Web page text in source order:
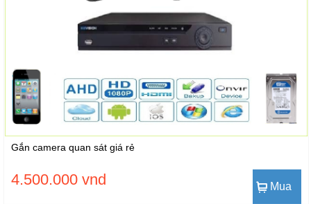
Gắn camera quan sát giá rẻ
4.500.000 vnd Mua